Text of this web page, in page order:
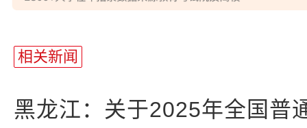
相关新闻
黑龙江：关于2025年全国普